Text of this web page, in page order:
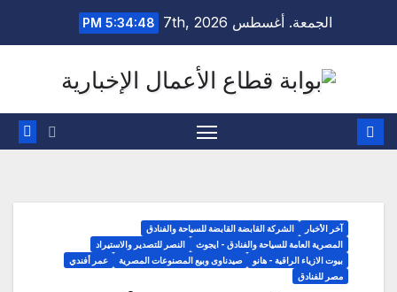
الجمعة. أغسطس 7th, 2026 5:34:48 PM
آخر الأخبار
الشركة القابضة القابضة للسياحة والفنادق
المصرية العامة للسياحة والفنادق - ايجوث
النصر للتصدير والاستيراد
بيوت الازياء الراقية - هانو
صيدناوى وبيع المصنوعات المصرية
عمر أفندي
مصر للفنادق